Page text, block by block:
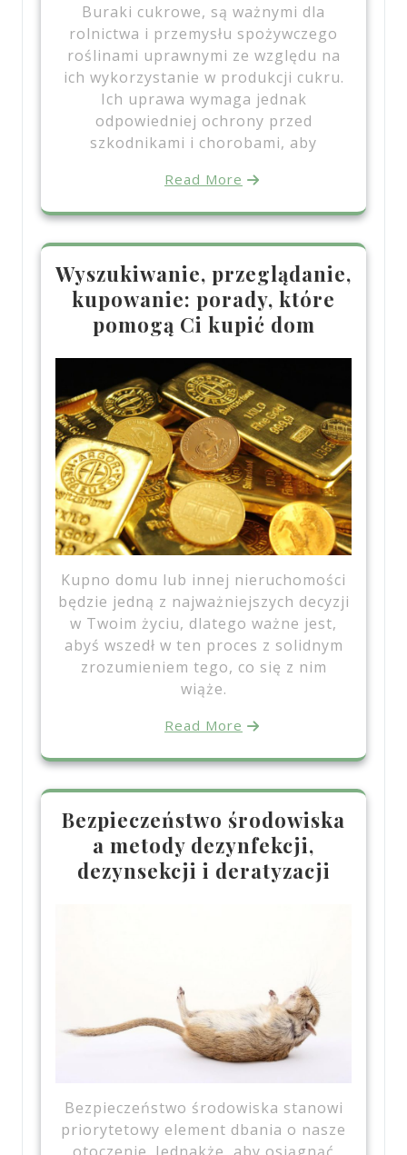
Buraki cukrowe, są ważnymi dla
rolnictwa i przemysłu spożywczego
roślinami uprawnymi ze względu na
ich wykorzystanie w produkcji cukru.
Ich uprawa wymaga jednak
odpowiedniej ochrony przed
szkodnikami i chorobami, aby
Read More
Wyszukiwanie, przeglądanie,
kupowanie: porady, które
pomogą Ci kupić dom
Kupno domu lub innej nieruchomości
będzie jedną z najważniejszych decyzji
w Twoim życiu, dlatego ważne jest,
abyś wszedł w ten proces z solidnym
zrozumieniem tego, co się z nim
wiąże.
Read More
Bezpieczeństwo środowiska
a metody dezynfekcji,
dezynsekcji i deratyzacji
Bezpieczeństwo środowiska stanowi
priorytetowy element dbania o nasze